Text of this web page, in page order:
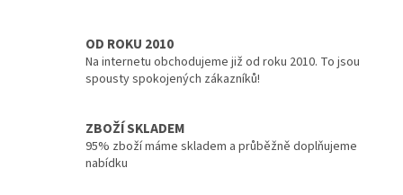
OD ROKU 2010
Na internetu obchodujeme již od roku 2010. To jsou
spousty spokojených zákazníků!
ZBOŽÍ SKLADEM
95% zboží máme skladem a průběžně doplňujeme
nabídku